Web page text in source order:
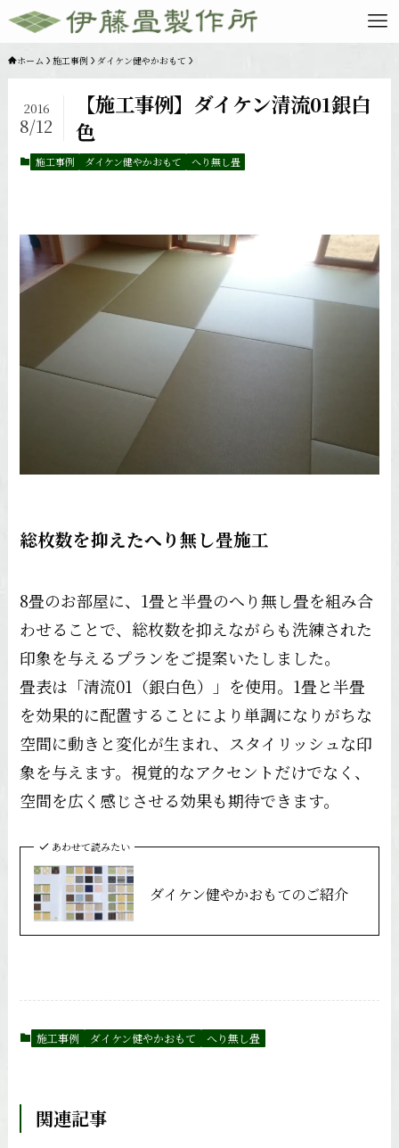
ホーム 施工事例 ダイケン健やかおもて
【施工事例】ダイケン清流01銀白
色
2016
8/12
施工事例 ダイケン健やかおもて へり無し畳
総枚数を抑えたへり無し畳施工
8畳のお部屋に、1畳と半畳のへり無し畳を組み合
わせることで、総枚数を抑えながらも洗練された
印象を与えるプランをご提案いたしました。
畳表は「清流01（銀白色）」を使用。1畳と半畳
を効果的に配置することにより単調になりがちな
空間に動きと変化が生まれ、スタイリッシュな印
象を与えます。視覚的なアクセントだけでなく、
空間を広く感じさせる効果も期待できます。
あわせて読みたい
ダイケン健やかおもてのご紹介
施工事例 ダイケン健やかおもて へり無し畳
関連記事